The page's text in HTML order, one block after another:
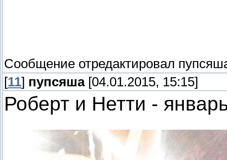
Сообщение отредактировал
[11] пупсяша[04.01.2015, 15:15]
Роберт и Нетти -